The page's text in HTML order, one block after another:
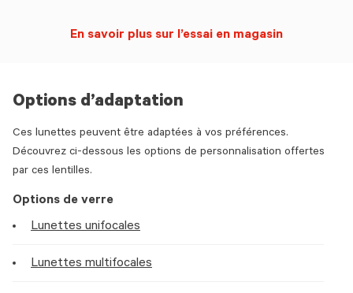
Options d’adaptation
Ces lunettes peuvent être adaptées à vos préférences.
Découvrez ci-dessous les options de personnalisation offertes
par ces lentilles.
Options de verre
Lunettes unifocales
Lunettes multifocales
En savoir plus sur l’essai en magasin